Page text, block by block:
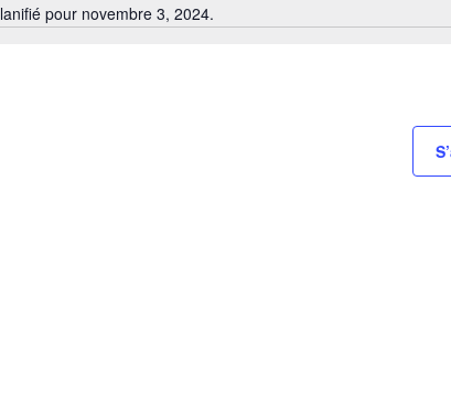
Noticepour novembre 3, 2024.